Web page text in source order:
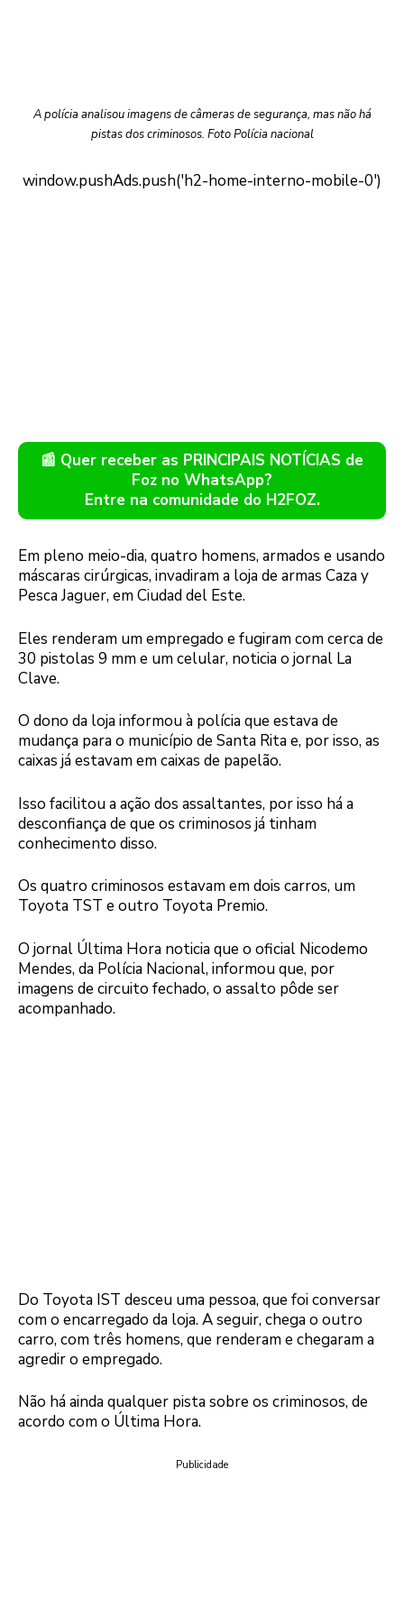
A polícia analisou imagens de câmeras de segurança, mas não há
pistas dos criminosos. Foto Polícia nacional
📰 Quer receber as PRINCIPAIS NOTÍCIAS de
Foz no WhatsApp?
Entre na comunidade do H2FOZ.
Em pleno meio-dia, quatro homens, armados e usando
máscaras cirúrgicas, invadiram a loja de armas Caza y
Pesca Jaguer, em Ciudad del Este.
Eles renderam um empregado e fugiram com cerca de
30 pistolas 9 mm e um celular, noticia o jornal La
Clave.
O dono da loja informou à polícia que estava de
mudança para o município de Santa Rita e, por isso, as
caixas já estavam em caixas de papelão.
Isso facilitou a ação dos assaltantes, por isso há a
desconfiança de que os criminosos já tinham
conhecimento disso.
Os quatro criminosos estavam em dois carros, um
Toyota TST e outro Toyota Premio.
O jornal Última Hora noticia que o oficial Nicodemo
Mendes, da Polícia Nacional, informou que, por
imagens de circuito fechado, o assalto pôde ser
acompanhado.
Do Toyota IST desceu uma pessoa, que foi conversar
com o encarregado da loja. A seguir, chega o outro
carro, com três homens, que renderam e chegaram a
agredir o empregado.
Não há ainda qualquer pista sobre os criminosos, de
acordo com o Última Hora.
Publicidade